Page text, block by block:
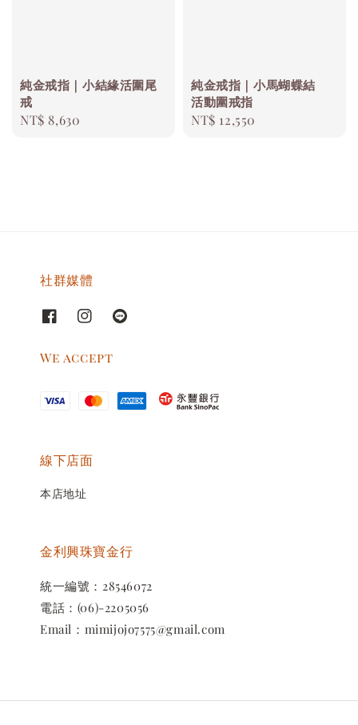
純金戒指｜小結緣活圍尾
戒
Regular
NT$ 8,630
純金戒指｜小馬蝴蝶結
活動圍戒指
Regular
NT$ 12,550
社群媒體
We accept
線下店面
本店地址
金利興珠寶金行
統一編號：28546072
電話：(06)-2205056
Email：mimijojo7575@gmail.com